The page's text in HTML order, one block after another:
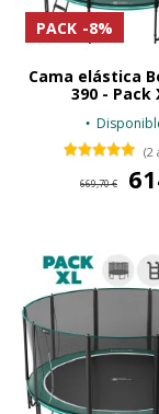
PACK -8%
Cama elástica
390 - Pack
(2
669,70 €